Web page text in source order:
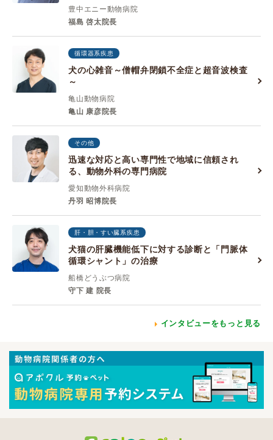
豊中エニー動物病院
福島 啓太院長
循環器系疾患
犬の心雑音～僧帽弁閉鎖不全症と超音波検査
～
亀山動物病院
亀山 康彦院長
その他
迅速な対応と高い専門性で地域に信頼され
る、動物外科の専門病院
愛知動物外科病院
丹羽 昭博院長
肝・胆・すい臓系疾患
犬猫の肝臓機能低下に対する診断と「門脈体
循環シャント」の治療
船橋どうぶつ病院
守下 建 院長
インタビューをもっと見る